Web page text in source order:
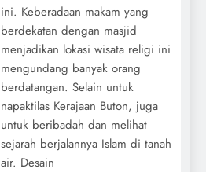
ini. Keberadaan makam yang
berdekatan dengan masjid
menjadikan lokasi wisata religi ini
mengundang banyak orang
berdatangan. Selain untuk
napaktilas Kerajaan Buton, juga
untuk beribadah dan melihat
sejarah berjalannya Islam di tanah
air. Desain